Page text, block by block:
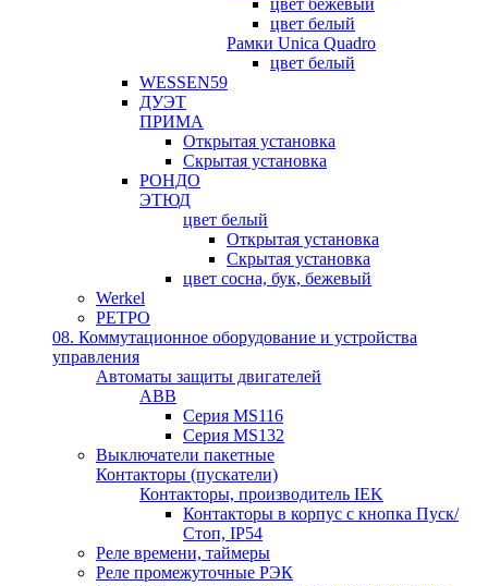
цвет белый
Рамки Unica Quadro
цвет белый
WESSEN59
ДУЭТ
ПРИМА
Открытая установка
Скрытая установка
РОНДО
ЭТЮД
цвет белый
Открытая установка
Скрытая установка
цвет сосна, бук, бежевый
Werkel
РЕТРО
08. Коммутационное оборудование и устройства
управления
Автоматы защиты двигателей
ABB
Серия MS116
Серия MS132
Выключатели пакетные
Контакторы (пускатели)
Контакторы, производитель IEK
Контакторы в корпус с кнопка Пуск/
Стоп, IP54
Реле времени, таймеры
Реле промежуточные РЭК